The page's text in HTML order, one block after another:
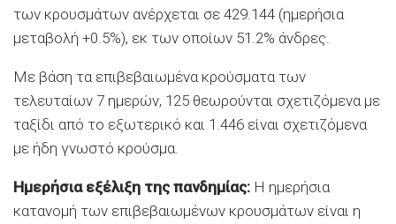
των κρουσμάτων ανέρχεται σε 429.144 (ημερήσια
μεταβολή +0.5%), εκ των οποίων 51.2% άνδρες.
Με βάση τα επιβεβαιωμένα κρούσματα των
τελευταίων 7 ημερών, 125 θεωρούνται σχετιζόμενα με
ταξίδι από το εξωτερικό και 1.446 είναι σχετιζόμενα
με ήδη γνωστό κρούσμα.
Ημερήσια εξέλιξη της πανδημίας: Η ημερήσια
κατανομή των επιβεβαιωμένων κρουσμάτων είναι η